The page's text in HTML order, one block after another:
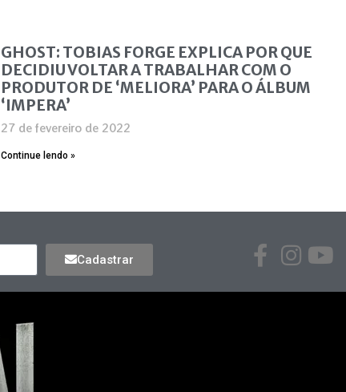
GHOST: TOBIAS FORGE EXPLICA POR QUE
DECIDIU VOLTAR A TRABALHAR COM O
PRODUTOR DE ‘MELIORA’ PARA O ÁLBUM
‘IMPERA’
27 de fevereiro de 2022
Continue lendo »
Cadastrar